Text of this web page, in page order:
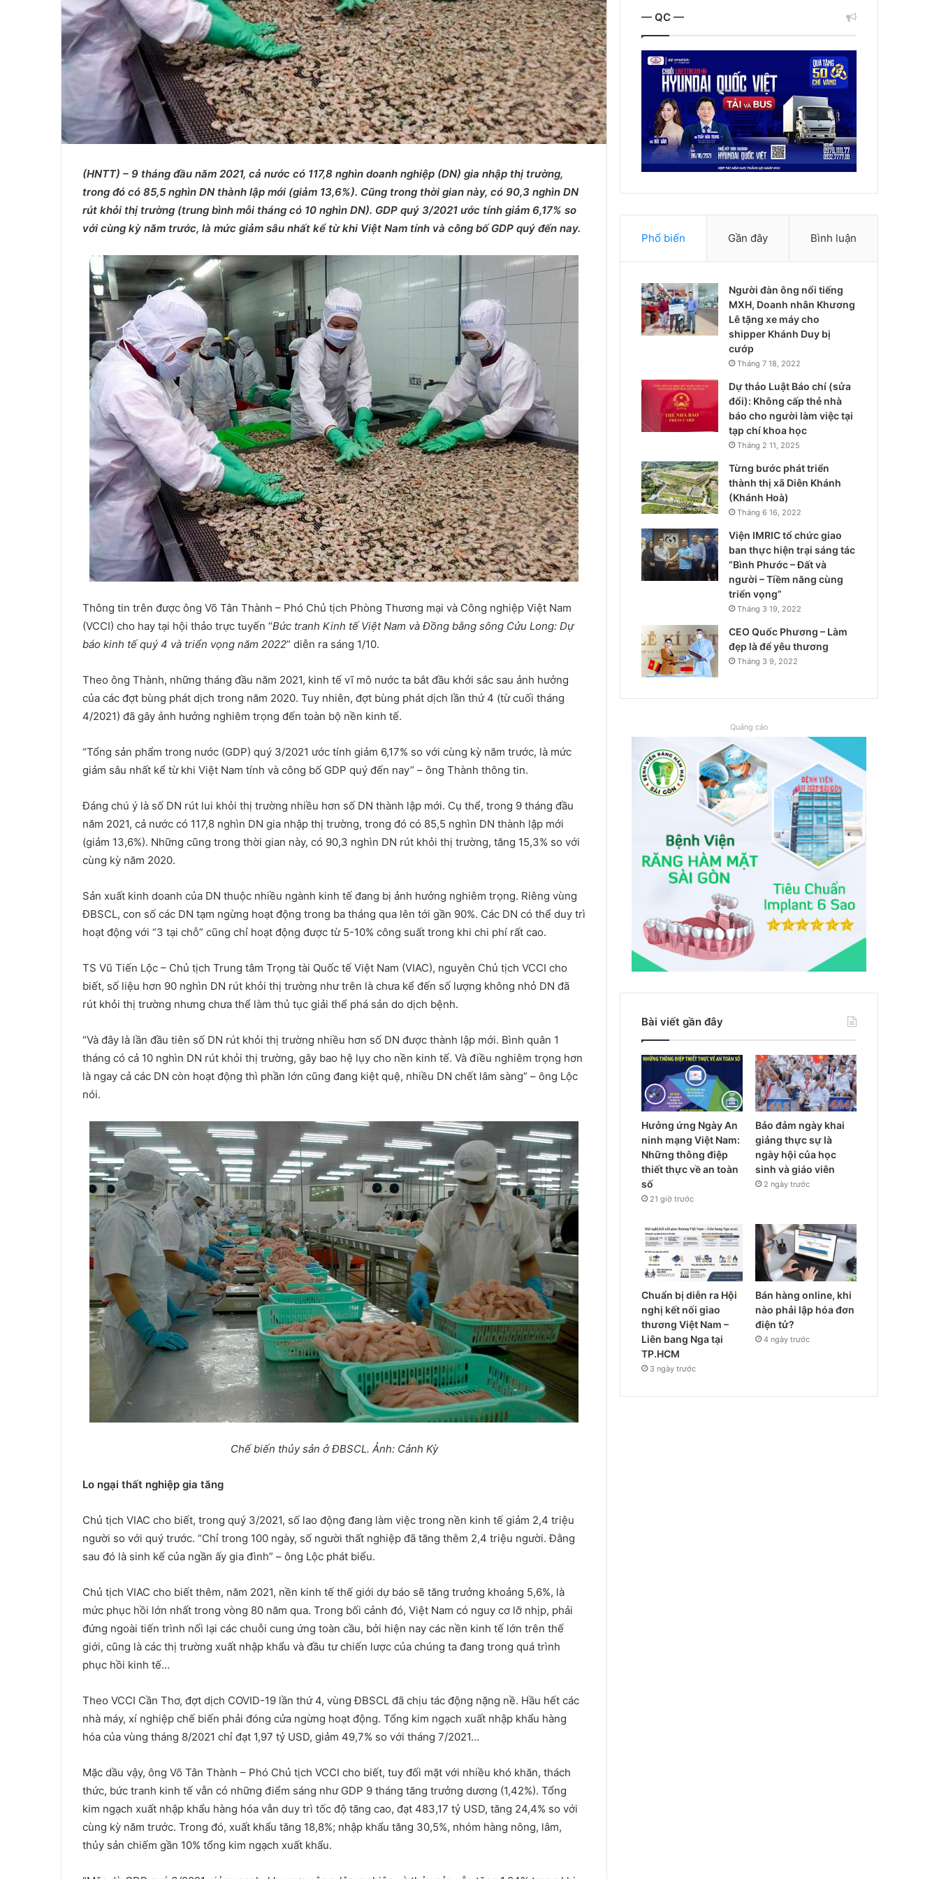
(HNTT) – 9 tháng đầu năm 2021, cả nước có 117,8 nghìn doanh nghiệp (DN) gia nhập thị trường,
trong đó có 85,5 nghìn DN thành lập mới (giảm 13,6%). Cũng trong thời gian này, có 90,3 nghìn DN
rút khỏi thị trường (trung bình mỗi tháng có 10 nghìn DN). GDP quý 3/2021 ước tính giảm 6,17% so
với cùng kỳ năm trước, là mức giảm sâu nhất kể từ khi Việt Nam tính và công bố GDP quý đến nay.
Thông tin trên được ông Võ Tân Thành – Phó Chủ tịch Phòng Thương mại và Công nghiệp Việt Nam
(VCCI) cho hay tại hội thảo trực tuyến “Bức tranh Kinh tế Việt Nam và Đồng bằng sông Cửu Long: Dự
báo kinh tế quý 4 và triển vọng năm 2022” diễn ra sáng 1/10.
Theo ông Thành, những tháng đầu năm 2021, kinh tế vĩ mô nước ta bắt đầu khởi sắc sau ảnh hưởng
của các đợt bùng phát dịch trong năm 2020. Tuy nhiên, đợt bùng phát dịch lần thứ 4 (từ cuối tháng
4/2021) đã gây ảnh hưởng nghiêm trọng đến toàn bộ nền kinh tế.
“Tổng sản phẩm trong nước (GDP) quý 3/2021 ước tính giảm 6,17% so với cùng kỳ năm trước, là mức
giảm sâu nhất kể từ khi Việt Nam tính và công bố GDP quý đến nay” – ông Thành thông tin.
Đáng chú ý là số DN rút lui khỏi thị trường nhiều hơn số DN thành lập mới. Cụ thể, trong 9 tháng đầu
năm 2021, cả nước có 117,8 nghìn DN gia nhập thị trường, trong đó có 85,5 nghìn DN thành lập mới
(giảm 13,6%). Những cũng trong thời gian này, có 90,3 nghìn DN rút khỏi thị trường, tăng 15,3% so với
cùng kỳ năm 2020.
Sản xuất kinh doanh của DN thuộc nhiều ngành kinh tế đang bị ảnh hưởng nghiêm trọng. Riêng vùng
ĐBSCL, con số các DN tạm ngừng hoạt động trong ba tháng qua lên tới gần 90%. Các DN có thể duy trì
hoạt động với “3 tại chỗ” cũng chỉ hoạt động được từ 5-10% công suất trong khi chi phí rất cao.
TS Vũ Tiến Lộc – Chủ tịch Trung tâm Trọng tài Quốc tế Việt Nam (VIAC), nguyên Chủ tịch VCCI cho
biết, số liệu hơn 90 nghìn DN rút khỏi thị trường như trên là chưa kể đến số lượng không nhỏ DN đã
rút khỏi thị trường nhưng chưa thể làm thủ tục giải thể phá sản do dịch bệnh.
“Và đây là lần đầu tiên số DN rút khỏi thị trường nhiều hơn số DN được thành lập mới. Bình quân 1
tháng có cả 10 nghìn DN rút khỏi thị trường, gây bao hệ lụy cho nền kinh tế. Và điều nghiêm trọng hơn
là ngay cả các DN còn hoạt động thì phần lớn cũng đang kiệt quệ, nhiều DN chết lâm sàng” – ông Lộc
nói.
Chế biến thủy sản ở ĐBSCL. Ảnh: Cảnh Kỳ
Lo ngại thất nghiệp gia tăng
Chủ tịch VIAC cho biết, trong quý 3/2021, số lao động đang làm việc trong nền kinh tế giảm 2,4 triệu
người so với quý trước. “Chỉ trong 100 ngày, số người thất nghiệp đã tăng thêm 2,4 triệu người. Đằng
sau đó là sinh kế của ngần ấy gia đình” – ông Lộc phát biểu.
Chủ tịch VIAC cho biết thêm, năm 2021, nền kinh tế thế giới dự báo sẽ tăng trưởng khoảng 5,6%, là
mức phục hồi lớn nhất trong vòng 80 năm qua. Trong bối cảnh đó, Việt Nam có nguy cơ lỡ nhịp, phải
đứng ngoài tiến trình nối lại các chuỗi cung ứng toàn cầu, bởi hiện nay các nền kinh tế lớn trên thế
giới, cũng là các thị trường xuất nhập khẩu và đầu tư chiến lược của chúng ta đang trong quá trình
phục hồi kinh tế…
Theo VCCI Cần Thơ, đợt dịch COVID-19 lần thứ 4, vùng ĐBSCL đã chịu tác động nặng nề. Hầu hết các
nhà máy, xí nghiệp chế biến phải đóng cửa ngừng hoạt động. Tổng kim ngạch xuất nhập khẩu hàng
hóa của vùng tháng 8/2021 chỉ đạt 1,97 tỷ USD, giảm 49,7% so với tháng 7/2021…
Mặc dầu vậy, ông Võ Tân Thành – Phó Chủ tịch VCCI cho biết, tuy đối mặt với nhiều khó khăn, thách
thức, bức tranh kinh tế vẫn có những điểm sáng như GDP 9 tháng tăng trưởng dương (1,42%). Tổng
kim ngạch xuất nhập khẩu hàng hóa vẫn duy trì tốc độ tăng cao, đạt 483,17 tỷ USD, tăng 24,4% so với
cùng kỳ năm trước. Trong đó, xuất khẩu tăng 18,8%; nhập khẩu tăng 30,5%, nhóm hàng nông, lâm,
thủy sản chiếm gần 10% tổng kim ngạch xuất khẩu.
— QC —
Phổ biến Gần đây Bình luận
Người đàn ông nổi tiếng
MXH, Doanh nhân Khương
Lê tặng xe máy cho
shipper Khánh Duy bị
cướp
Tháng 7 18, 2022
Dự thảo Luật Báo chí (sửa
đổi): Không cấp thẻ nhà
báo cho người làm việc tại
tạp chí khoa học
Tháng 2 11, 2025
Từng bước phát triển
thành thị xã Diên Khánh
(Khánh Hoà)
Tháng 6 16, 2022
Viện IMRIC tổ chức giao
ban thực hiện trại sáng tác
“Bình Phước – Đất và
người – Tiềm năng cùng
triển vọng”
Tháng 3 19, 2022
CEO Quốc Phương – Làm
đẹp là để yêu thương
Tháng 3 9, 2022
Quảng cáo
Bài viết gần đây
Hưởng ứng Ngày An
ninh mạng Việt Nam:
Những thông điệp
thiết thực về an toàn
số
21 giờ trước
Bảo đảm ngày khai
giảng thực sự là
ngày hội của học
sinh và giáo viên
2 ngày trước
Chuẩn bị diễn ra Hội
nghị kết nối giao
thương Việt Nam –
Liên bang Nga tại
TP.HCM
3 ngày trước
Bán hàng online, khi
nào phải lập hóa đơn
điện tử?
4 ngày trước